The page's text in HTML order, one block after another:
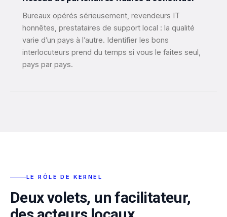
Bureaux opérés sérieusement, revendeurs IT
honnêtes, prestataires de support local : la qualité
varie d’un pays à l’autre. Identifier les bons
interlocuteurs prend du temps si vous le faites seul,
pays par pays.
LE RÔLE DE KERNEL
Deux volets, un facilitateur,